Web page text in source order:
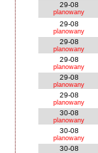
29-08
planowany
29-08
planowany
29-08
planowany
29-08
planowany
29-08
planowany
29-08
planowany
30-08
planowany
30-08
planowany
30-08